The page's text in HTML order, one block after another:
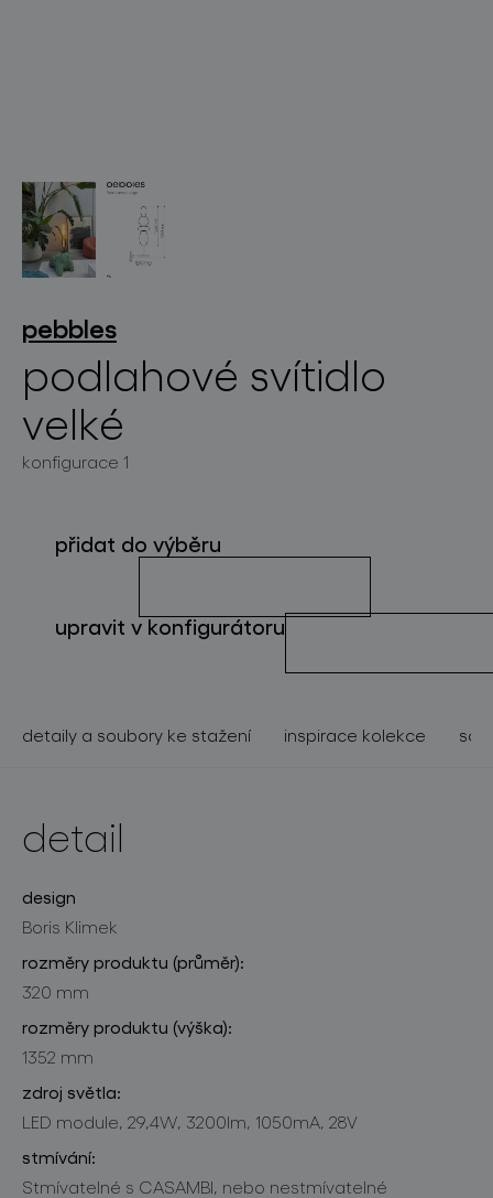
produkty
projekty
store locator
pebbles
podlahové svítidlo
velké
konfigurace 1
přidat do výběru
upravit v konfigurátoru
detaily a soubory ke stažení inspirace kolekce
detail
design
Boris Klimek
rozměry produktu (průměr):
320 mm
rozměry produktu (výška):
1352 mm
zdroj světla:
LED module, 29,4W, 3200lm, 1050mA, 28V
stmívání:
Stmívatelné s CASAMBI, nebo nestmívatelné